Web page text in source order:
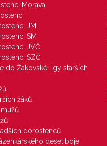
Morava
JM
SM
JVČ
SZČ
do Žákovské ligy starších
žáků
dorostenců
desetiboje